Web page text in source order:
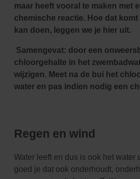
maar heeft vooral te maken met
chemische reactie. Hoe dat komt
kan doen, leggen we je hier uit.
Samengevat: door een
chloorgehalte in het
wijzigen. Meet na de bui het
water en pas indien nodig een
Regen en wind
Water leeft en dus is ook het water
goed je dat ook onderhoudt,